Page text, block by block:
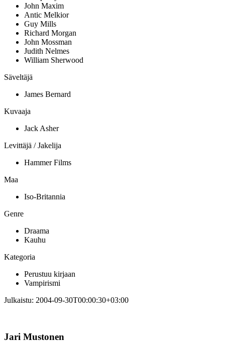
John Maxim
Antic Melkior
Guy Mills
Richard Morgan
John Mossman
Judith Nelmes
William Sherwood
Säveltäjä
James Bernard
Kuvaaja
Jack Asher
Levittäjä / Jakelija
Hammer Films
Maa
Iso-Britannia
Genre
Draama
Kauhu
Kategoria
Perustuu kirjaan
Vampirismi
Julkaistu: 2004-09-30T00:00:30+03:00
Jari Mustonen